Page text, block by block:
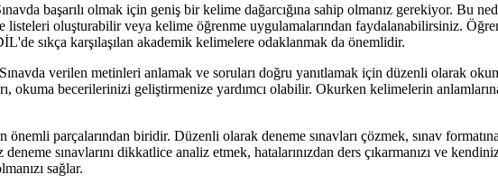
başarılı olmak için geniş bir kelime dağarcığına sahip olmanız gerekiyor. Bu
oluşturabilir veya kelime öğrenme uygulamalarından faydalanabilirsiniz.
sıkça karşılaşılan akademik kelimelere odaklanmak da önemlidir.
verilen metinleri anlamak ve soruları doğru yanıtlamak için düzenli olarak
okuma becerilerinizi geliştirmenize yardımcı olabilir. Okurken kelimelerin
önemli parçalarından biridir. Düzenli olarak deneme sınavları çözmek, sınav
sınavlarını dikkatlice analiz etmek, hatalarınızdan ders çıkarmanızı ve
sağlar.